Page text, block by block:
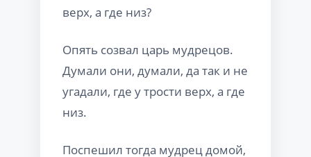
верх, а где низ?
Опять созвал царь мудрецов.
Думали они, думали, да так и не
угадали, где у трости верх, а где
низ.
Поспешил тогда мудрец домой,